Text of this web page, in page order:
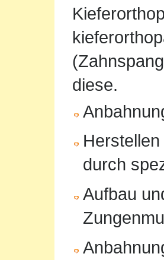
diese.
durch
Aufbau